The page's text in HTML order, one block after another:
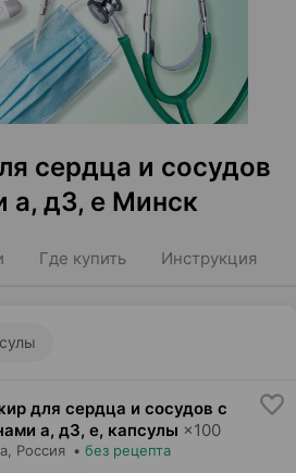
сердца и сосудов
а, д3, е Минск
Где купить Инструкция
для сердца и сосудов с
а, д3, е, капсулы ×100
, Россия • без рецепта